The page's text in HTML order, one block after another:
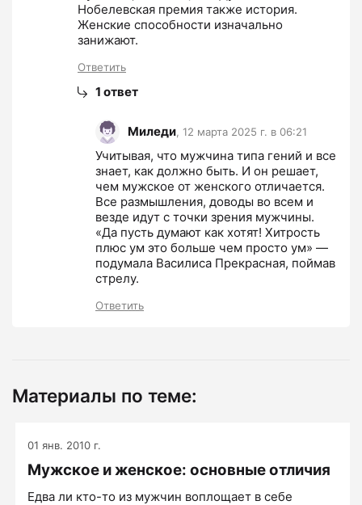
Нобелевская премия также история.
Женские способности изначально
занижают.
Ответить
1 ответ
Миледи 12 марта 2025 г. в 06:21
Учитывая, что мужчина типа гений и все
знает, как должно быть. И он решает,
чем мужское от женского отличается.
Все размышления, доводы во всем и
везде идут с точки зрения мужчины.
«Да пусть думают как хотят! Хитрость
плюс ум это больше чем просто ум» ―
подумала Василиса Прекрасная, поймав
стрелу.
Ответить
Материалы по теме:
01 янв. 2010 г.
Мужское и женское: основные отличия
Едва ли кто-то из мужчин воплощает в себе